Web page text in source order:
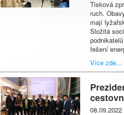
Tisková
ruch.
mají
Složitá
řešení
Více zde...
08.09.2022